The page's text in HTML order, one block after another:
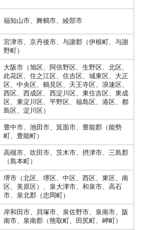
福知山市、舞鶴市、綾部市
宮津市、京丹後市、与謝郡（伊根町、与謝
野町）
大阪市（旭区、阿倍野区、生野区、北区、
此花区、住之江区、住吉区、城東区、大正
区、中央区、鶴見区、天王寺区、浪速区、
西区、西成区、西淀川区、東住吉区、東成
区、東淀川区、平野区、福島区、港区、都
島区、淀川区）
豊中市、池田市、箕面市、豊能郡（能勢
町、豊能町）
高槻市、吹田市、茨木市、摂津市、三島郡
（島本町）
堺市（北区、堺区、中区、西区、東区、南
区、美原区）、泉大津市、和泉市、高石
市、泉北郡（忠岡町）
岸和田市、貝塚市、泉佐野市、泉南市、阪
南市、泉南郡（熊取町、田尻町、岬町）